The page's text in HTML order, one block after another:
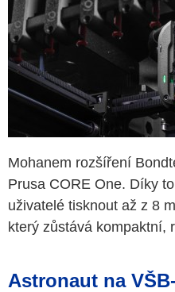
Mohanem rozšíření
Prusa CORE One. Díky
uživatelé tisknout až z 8
který zůstává kompaktní,
Astronaut na